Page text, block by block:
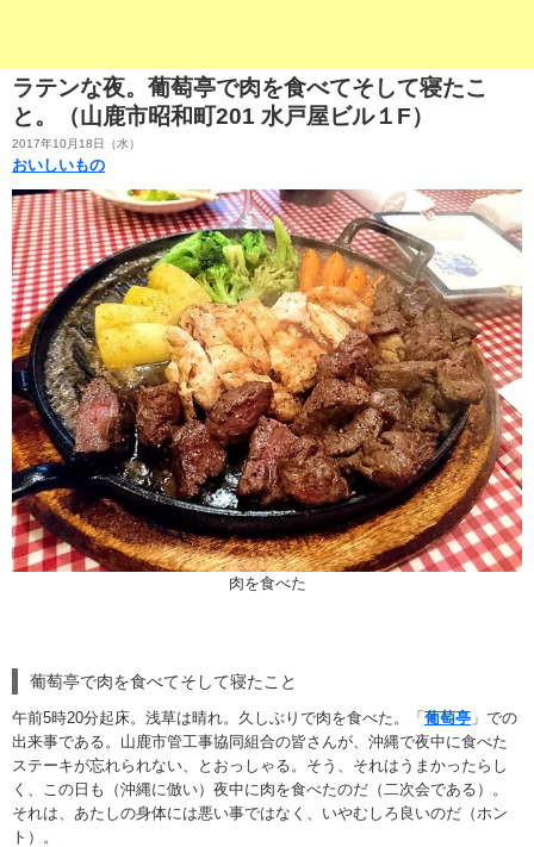
ラテンな夜。葡萄亭で肉を食べてそして寝たこ
と。（山鹿市昭和町201 水戸屋ビル１F）
2017年10月18日（水）
おいしいもの
肉を食べた
葡萄亭で肉を食べてそして寝たこと
午前5時20分起床。浅草は晴れ。久しぶりで肉を食べた。「 葡萄亭 」での
出来事である。山鹿市管工事協同組合の皆さんが、沖縄で夜中に食べた
ステーキが忘れられない、とおっしゃる。そう、それはうまかったらし
く、この日も（沖縄に倣い）夜中に肉を食べたのだ（二次会である）。
それは、あたしの身体には悪い事ではなく、いやむしろ良いのだ（ホン
ト）。